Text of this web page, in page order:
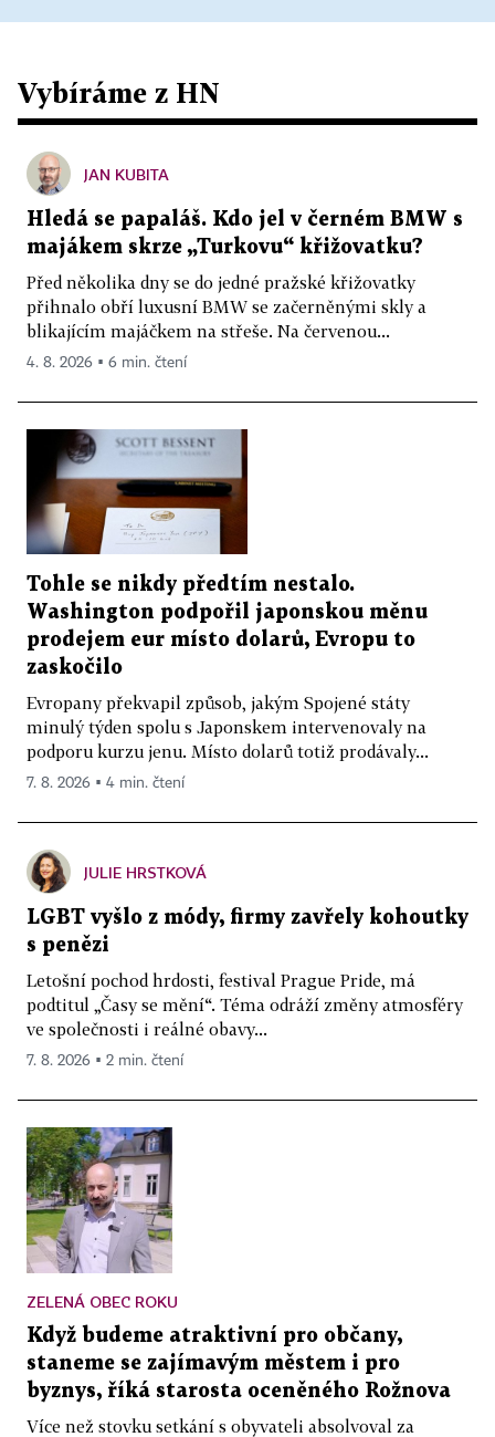
Vybíráme z HN
JAN KUBITA
Hledá se papaláš. Kdo jel v černém BMW s
majákem skrze „Turkovu“ křižovatku?
Před několika dny se do jedné pražské křižovatky
přihnalo obří luxusní BMW se začerněnými skly a
blikajícím majáčkem na střeše. Na červenou...
4. 8. 2026 ▪ 6 min. čtení
Tohle se nikdy předtím nestalo.
Washington podpořil japonskou měnu
prodejem eur místo dolarů, Evropu to
zaskočilo
Evropany překvapil způsob, jakým Spojené státy
minulý týden spolu s Japonskem intervenovaly na
podporu kurzu jenu. Místo dolarů totiž prodávaly...
7. 8. 2026 ▪ 4 min. čtení
JULIE HRSTKOVÁ
LGBT vyšlo z módy, firmy zavřely kohoutky
s penězi
Letošní pochod hrdosti, festival Prague Pride, má
podtitul „Časy se mění“. Téma odráží změny atmosféry
ve společnosti i reálné obavy...
7. 8. 2026 ▪ 2 min. čtení
ZELENÁ OBEC ROKU
Když budeme atraktivní pro občany,
staneme se zajímavým městem i pro
byznys, říká starosta oceněného Rožnova
Více než stovku setkání s obyvateli absolvoval za